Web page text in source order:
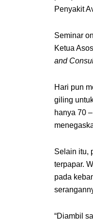
Penyakit
Seminar
Ketua
and
Hari pun
giling
hanya 70
Selain itu,
terpapar.
pada
“Diambil